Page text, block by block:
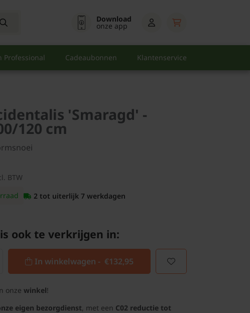
Download
onze app
Professional Cadeaubonnen Klantenservice
'Smaragd' -
120 cm
BTW
2 tot uiterlijk 7 werkdagen
ook te verkrijgen in:
In winkelwagen - €132,95
onze winkel!
eigen bezorgdienst, met een C02 reductie tot